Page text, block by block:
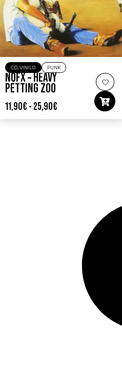
CD, VINILO PUNK
NOFX – HEAVY
PETTING ZOO
11,90€ - 25,90€